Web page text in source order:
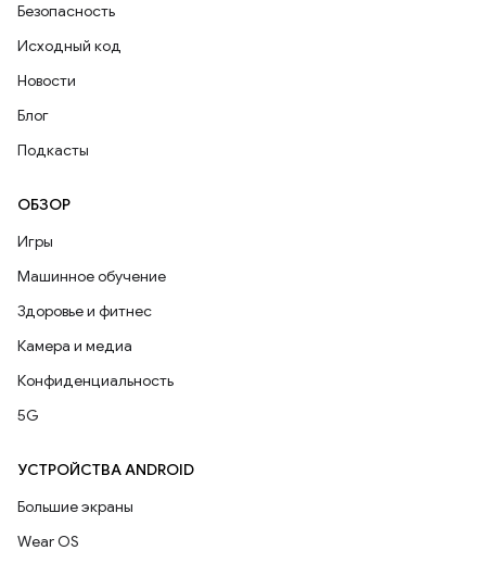
Безопасность
Исходный код
Новости
Блог
Подкасты
ОБЗОР
Игры
Машинное обучение
Здоровье и фитнес
Камера и медиа
Конфиденциальность
5G
УСТРОЙСТВА ANDROID
Большие экраны
Wear OS